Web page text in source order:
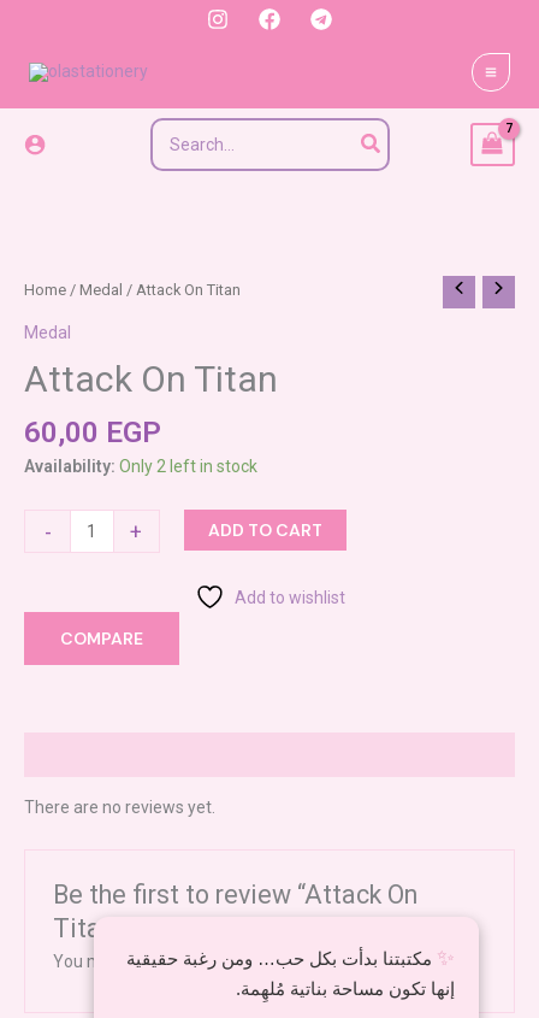
content
Search
for:
Home / Medal / Attack On Titan
Medal
Attack On Titan
60,00 EGP
Availability: Only 2 left in stock
-
Attack
Titan
quantity
+ ADD TO CART
Add to wishlist
COMPARE
There are no reviews yet.
Be the first to review “Attack On
Titan”
You must belogged in to post a review. ✨ مكتبتنا بدأت بكل حب… ومن رغبة حقيقية
إنها تكون مساحة بناتية مُلهِمة.